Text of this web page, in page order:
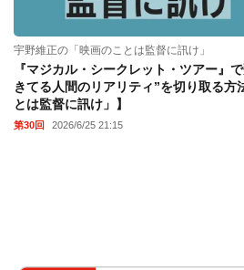
宇野維正の「映画のことは監督に訊け」
『マジカル・シークレット・ツアー』
きてる人間のリアリティ”を切り取る方
とは監督に訊け」】
第30回 2026/6/25 21:15